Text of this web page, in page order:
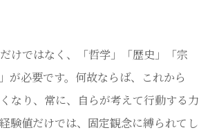
けではなく、「哲学」「歴史」「宗
が必要です。何故ならば、これから
なり、常に、自らが考えて行動する力
験値だけでは、固定観念に縛られてし